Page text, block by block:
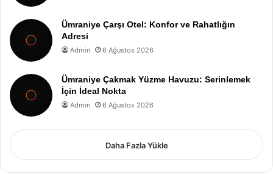
Ümraniye Çarşı Otel: Konfor ve Rahatlığın
Adresi
Admin 6 Ağustos 2026
Ümraniye Çakmak Yüzme Havuzu: Serinlemek
İçin İdeal Nokta
Admin 6 Ağustos 2026
Daha Fazla Yükle